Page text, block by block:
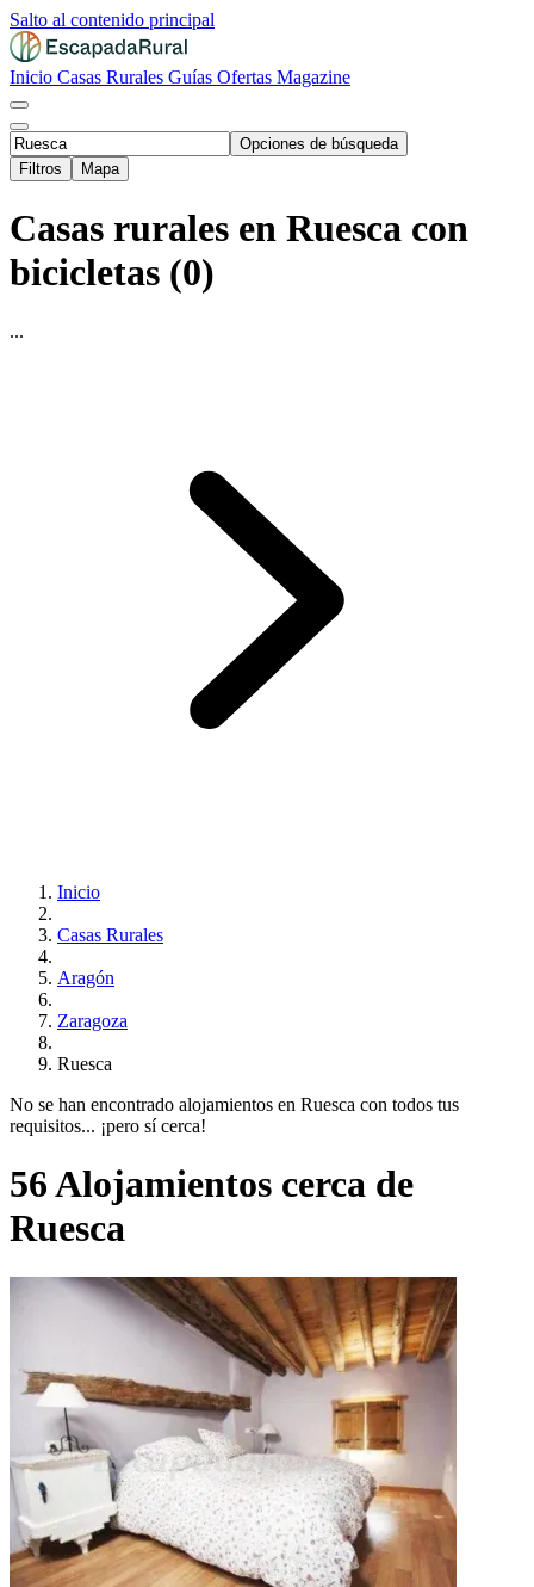
Salto al contenido principal
Inicio Casas Rurales Guías Ofertas Magazine
Opciones de búsqueda
Filtros
Mapa
Casas rurales en Ruesca con
bicicletas (0)
...
Inicio
Casas Rurales
Aragón
Zaragoza
Ruesca
No se han encontrado alojamientos en Ruesca con todos tus
requisitos... ¡pero sí cerca!
56 Alojamientos cerca de
Ruesca